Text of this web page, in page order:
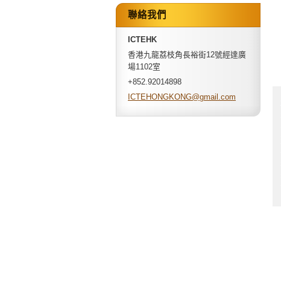
聯絡我們
ICTEHK
香港九龍荔枝角長裕街12號經達廣
場1102室
+852.92014898
ICTEHONGKONG@gmail.com